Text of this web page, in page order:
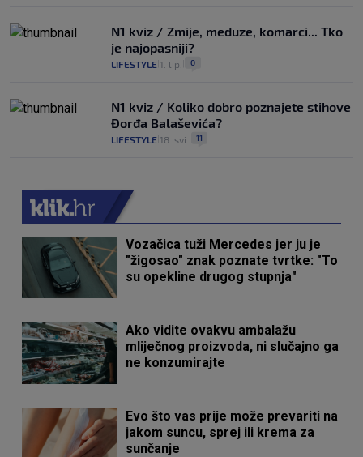
N1 kviz / Zmije, meduze, komarci... Tko
je najopasniji?
LIFESTYLE 1. lip. 0
N1 kviz / Koliko dobro poznajete stihove
Đorđa Balaševića?
LIFESTYLE 18. svi. 11
Vozačica tuži Mercedes jer ju je
"žigosao" znak poznate tvrtke: "To
su opekline drugog stupnja"
Ako vidite ovakvu ambalažu
mliječnog proizvoda, ni slučajno ga
ne konzumirajte
Evo što vas prije može prevariti na
jakom suncu, sprej ili krema za
sunčanje